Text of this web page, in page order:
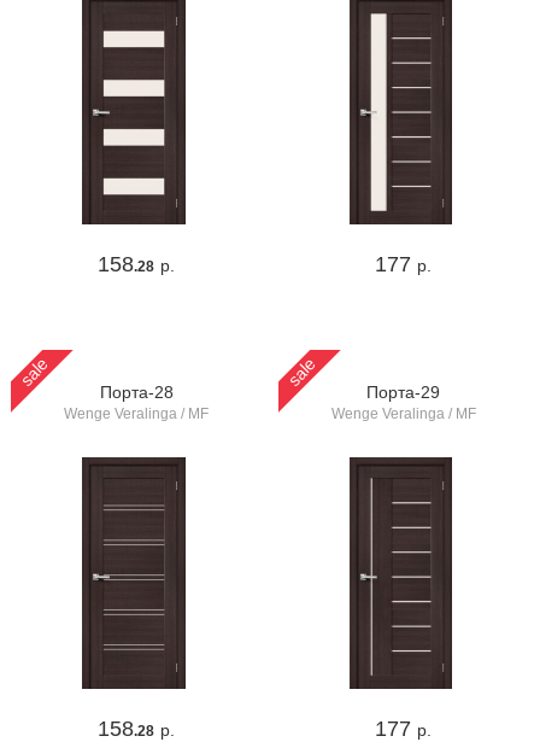
158.28 р. 177 р.
sale
Порта-28
Wenge Veralinga / MF
158.28 р.
sale
Порта-29
Wenge Veralinga / MF
177 р.